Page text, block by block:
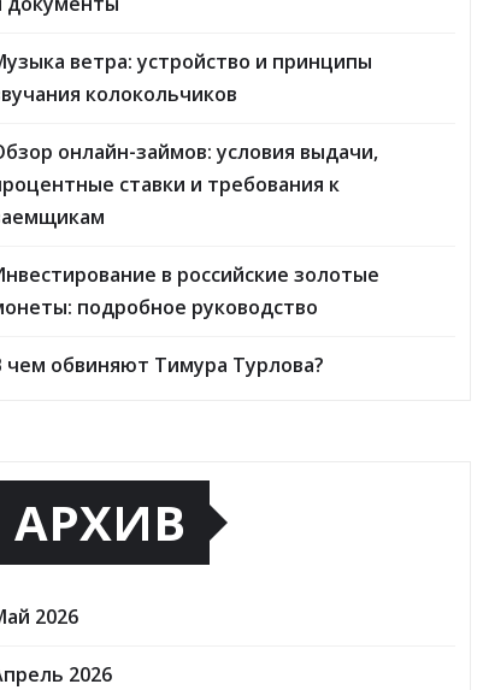
ветра: устройство и принципы
колокольчиков
онлайн-займов: условия выдачи,
ставки и требования к
в российские золотые
подробное руководство
чем обвиняют Тимура Турлова?
АРХИВ
2026
2026